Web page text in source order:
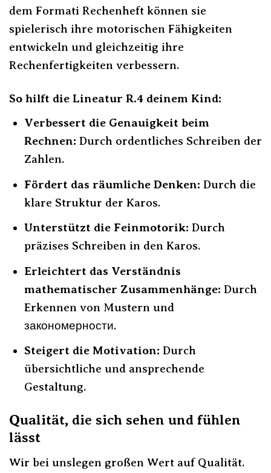
dem Formati Rechenheft können sie
spielerisch ihre motorischen Fähigkeiten
entwickeln und gleichzeitig ihre
Rechenfertigkeiten verbessern.
So hilft die Lineatur R.4 deinem Kind:
Verbessert die Genauigkeit beim
Rechnen: Durch ordentliches Schreiben der
Zahlen.
Fördert das räumliche Denken: Durch die
klare Struktur der Karos.
Unterstützt die Feinmotorik: Durch
präzises Schreiben in den Karos.
Erleichtert das Verständnis
mathematischer Zusammenhänge: Durch
Erkennen von Mustern und
закономерности.
Steigert die Motivation: Durch
übersichtliche und ansprechende
Gestaltung.
Qualität, die sich sehen und fühlen
lässt
Wir bei unslegen großen Wert auf Qualität.